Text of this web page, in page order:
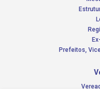
Prefeitos,